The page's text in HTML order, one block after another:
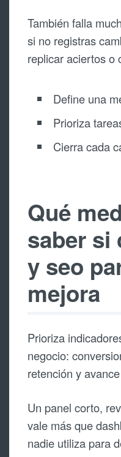
También falla
si no registras
replicar aciertos o
Define una
Prioriza
Cierra cada
Qué
saber si
y seo
mejora
Prioriza
negocio:
retención y
Un panel corto,
vale más que
nadie utiliza para